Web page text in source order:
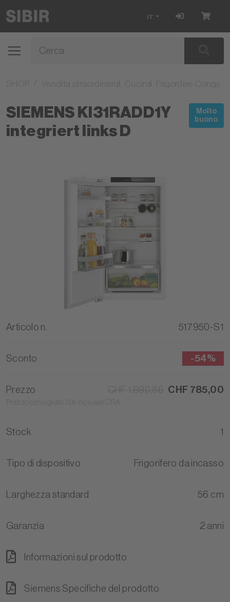
IT
SIEMENS KI31RADD1Y
integriert links D
Molto
buono
Articolo n. 517950-S1
Sconto -54%
Prezzo CHF 785,00
Stock 1
Tipo di dispositivo Frigorifero da incasso
Larghezza standard 56 cm
Garanzia 2 anni
Informazioni sul prodotto
Siemens Specifiche del prodotto